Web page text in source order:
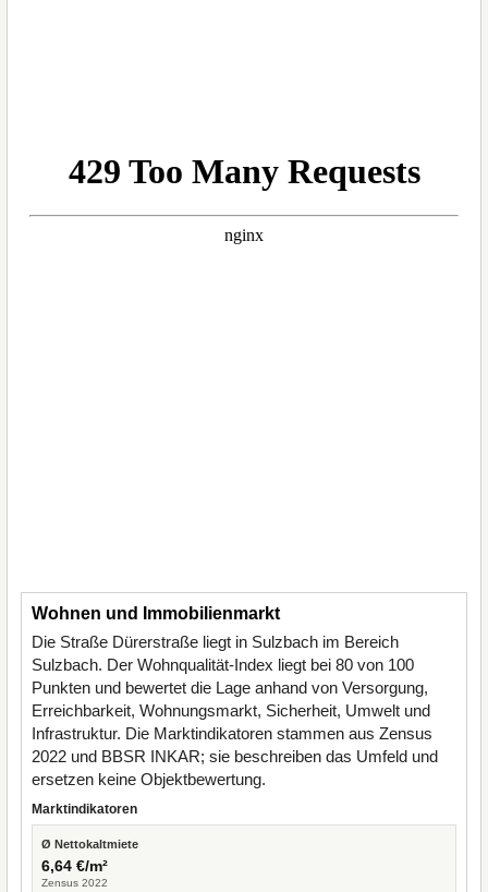
Wohnen und Immobilienmarkt
Die Straße Dürerstraße liegt in Sulzbach im Bereich
Sulzbach. Der Wohnqualität-Index liegt bei 80 von 100
Punkten und bewertet die Lage anhand von Versorgung,
Erreichbarkeit, Wohnungsmarkt, Sicherheit, Umwelt und
Infrastruktur. Die Marktindikatoren stammen aus Zensus
2022 und BBSR INKAR; sie beschreiben das Umfeld und
ersetzen keine Objektbewertung.
Marktindikatoren
Ø Nettokaltmiete
6,64 €/m²
Zensus 2022